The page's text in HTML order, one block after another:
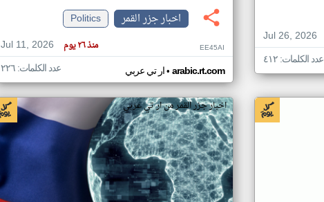
Jul 26, 2026
عدد الكلمات: ٤١٢
اخبار جزر القمر
Politics
Jul 11, 2026
منذ ٢٦ يوم EE45AI
ار تي عربي• arabic.rt.com عدد الكلمات: ٢٢٦
اخبار جزر القمر من ار تي عربي